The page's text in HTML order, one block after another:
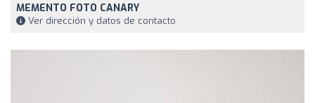
MEMENTO FOTO CANARY
Ver dirección y datos de contacto